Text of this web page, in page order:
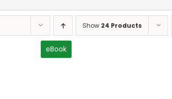
Show 24 Products
eBook